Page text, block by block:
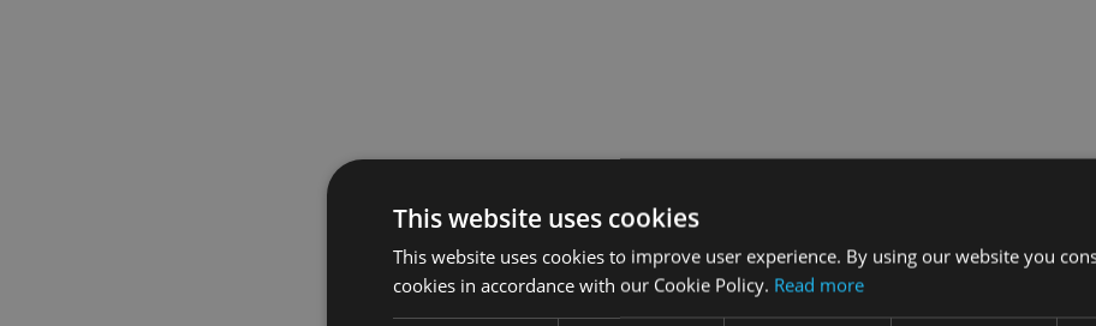
This website uses cookies
This website uses cookies to improve user experience. By using our website you
cookies in accordance with our Cookie Policy. Read more